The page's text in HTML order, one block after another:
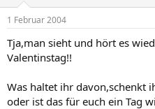
l
e
l
t
m
1 Februar 2004
Tja,man sieht und hört es
Valentinstag!!
Was haltet ihr davon,schenkt
oder ist das für euch ein Tag